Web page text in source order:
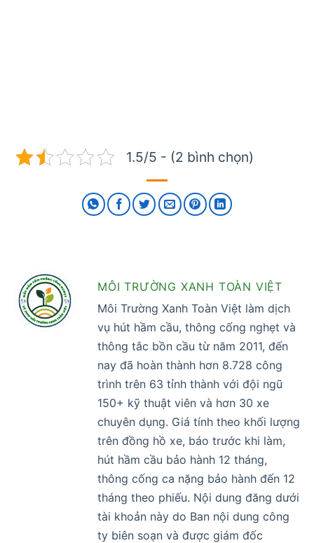
1.5/5 - (2 bình chọn)
MÔI TRƯỜNG XANH TOÀN VIỆT
Môi Trường Xanh Toàn Việt làm dịch
vụ hút hầm cầu, thông cống nghẹt và
thông tắc bồn cầu từ năm 2011, đến
nay đã hoàn thành hơn 8.728 công
trình trên 63 tỉnh thành với đội ngũ
150+ kỹ thuật viên và hơn 30 xe
chuyên dụng. Giá tính theo khối lượng
trên đồng hồ xe, báo trước khi làm,
hút hầm cầu bảo hành 12 tháng,
thông cống ca nặng bảo hành đến 12
tháng theo phiếu. Nội dung đăng dưới
tài khoản này do Ban nội dung công
ty biên soạn và được giám đốc